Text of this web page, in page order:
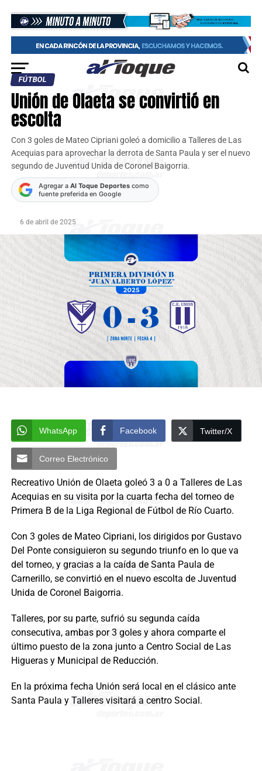
FÚTBOL
Unión de Olaeta se convirtió en
escolta
Con 3 goles de Mateo Cipriani goleó a domicilio a Talleres de Las
Acequias para aprovechar la derrota de Santa Paula y ser el nuevo
segundo de Juventud Unida de Coronel Baigorria.
Agregar a Al Toque Deportescomo
fuente preferida en Google
6 de abril de 2025
WhatsApp Facebook Twitter/X
Correo Electrónico
Recreativo Unión de Olaeta goleó 3 a 0 a Talleres de Las
Acequias en su visita por la cuarta fecha del torneo de
Primera B de la Liga Regional de Fútbol de Río Cuarto.
Con 3 goles de Mateo Cipriani, los dirigidos por Gustavo
Del Ponte consiguieron su segundo triunfo en lo que va
del torneo, y gracias a la caída de Santa Paula de
Carnerillo, se convirtió en el nuevo escolta de Juventud
Unida de Coronel Baigorria.
Talleres, por su parte, sufrió su segunda caída
consecutiva, ambas por 3 goles y ahora comparte el
último puesto de la zona junto a Centro Social de Las
Higueras y Municipal de Reducción.
En la próxima fecha Unión será local en el clásico ante
Santa Paula y Talleres visitará a centro Social.